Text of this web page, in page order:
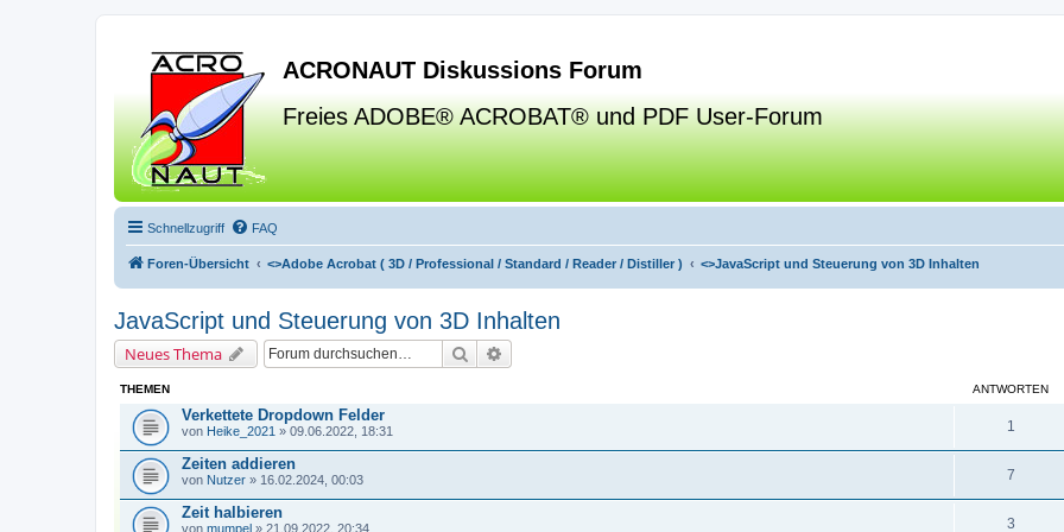
ACRONAUT Diskussions Forum
Freies ADOBE® ACROBAT® und PDF User-Forum
Schnellzugriff FAQ
Foren-Übersicht <>Adobe Acrobat ( 3D / Professional / Standard / Reader / Distiller ) <>JavaScript und Steuerung von 3D Inhalten
JavaScript und Steuerung von 3D Inhalten
Neues Thema Suche
THEMEN ANTWORTEN
Verkettete Dropdown Felder
von Heike_2021 » 09.06.2022, 18:31 1
Zeiten addieren
von Nutzer » 16.02.2024, 00:03 7
Zeit halbieren
von mumpel » 21.09.2022, 20:34 3